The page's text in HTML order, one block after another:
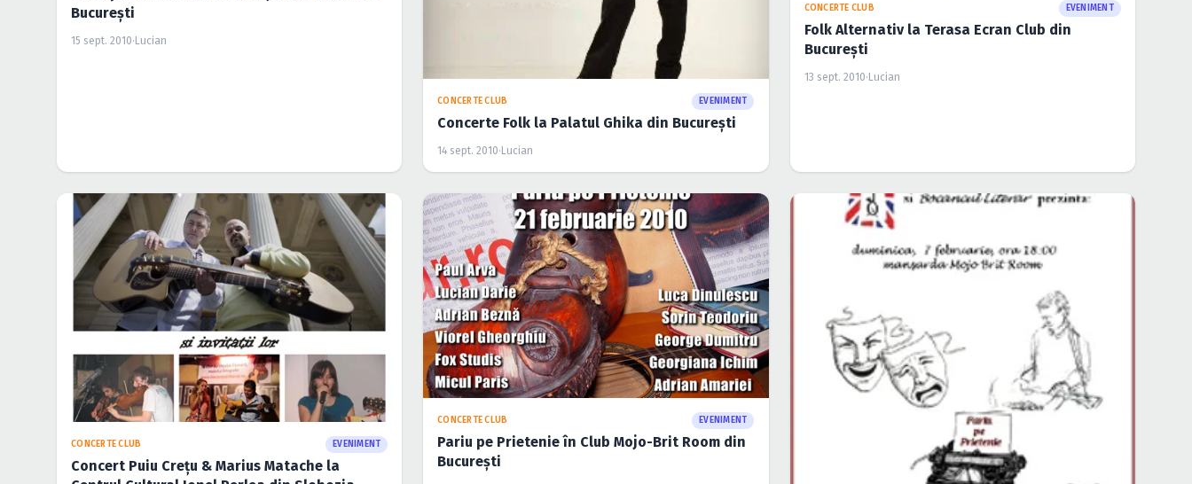
Folk Alternativ la Terasa Ecran Club din
13 sept. 2010·Lucian
CONCERTE CLUB EVENIMENT
Concert Puiu Creţu & Marius Matache la
Centrul Cultural Ionel Perlea din Slobozia
14 apr. 2010·Lucian
CONCERTE CLUB EVENIMENT
Pariu pe Prietenie în Club Mojo-Brit Room din
Bucureşti